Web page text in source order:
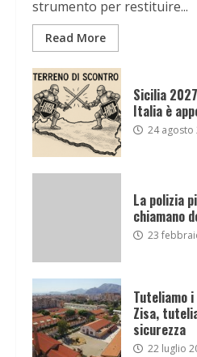
strumento per restituire...
Read More
Sicilia
Italia è
24 agosto
La polizia
chiamano
23
Tuteliamo
Zisa,
sicurezza
22 luglio